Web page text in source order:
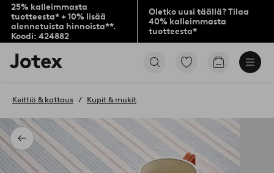
25% kalleimmasta
tuotteesta* + 10% lisää
alennetuista hinnoista**.
Koodi: 424882
Oletko uusi täällä? Tilaa
40% kalleimmasta
tuotteesta*
Jotex-
logo
aloitussivulle
Siirry
Siirry
Takaisin
Keittiö & kattaus Kupit & mukit